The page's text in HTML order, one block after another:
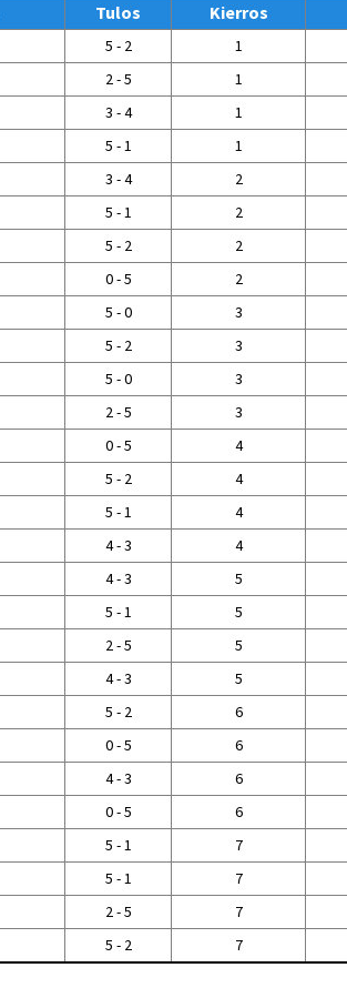
Tulos Kierros
5 - 2
1
2 - 5
1
3 - 4
1
5 - 1
1
3 - 4
2
5 - 1
2
5 - 2
2
0 - 5
2
5 - 0
3
5 - 2
3
5 - 0
3
2 - 5
3
0 - 5
4
5 - 2
4
5 - 1
4
4 - 3
4
4 - 3
5
5 - 1
5
2 - 5
5
4 - 3
5
5 - 2
6
0 - 5
6
4 - 3
6
0 - 5
6
5 - 1
7
5 - 1
7
2 - 5
7
5 - 2 7